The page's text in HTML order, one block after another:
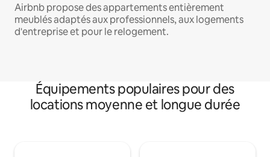
Airbnb propose des appartements entièrement
meublés adaptés aux professionnels, aux logements
d'entreprise et pour le relogement.
Équipements populaires pour des
locations moyenne et longue durée